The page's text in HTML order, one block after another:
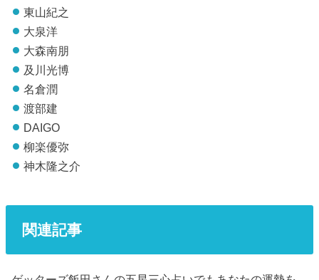
東山紀之
大泉洋
大森南朋
及川光博
名倉潤
渡部建
DAIGO
柳楽優弥
神木隆之介
関連記事